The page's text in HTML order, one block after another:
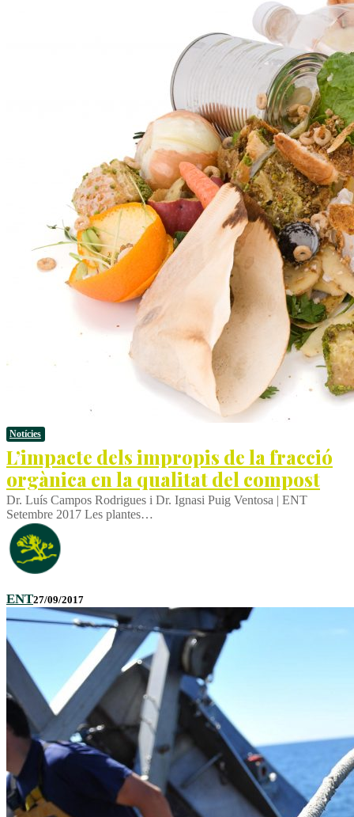
Notícies
L’impacte dels impropis de la fracció
orgànica en la qualitat del compost
Dr. Luís Campos Rodrigues i Dr. Ignasi Puig Ventosa | ENT
Setembre 2017 Les plantes…
ENT27/09/2017